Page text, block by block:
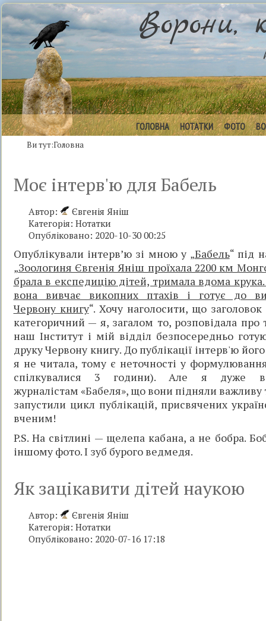
Ворони,
ГОЛОВНА НОТАТКИ ФОТО
Ви тут:Головна
Моє інтерв'ю для Бабель
Автор:
Євгенія Яніш
Категорія: Нотатки
Опубліковано: 2020-10-30 00:25
Опублікували інтерв’ю зі мною у „Бабель“ під
„Зоологиня Євгенія Яніш проїхала 2200 км
брала в експедицію дітей, тримала вдома крука.
вона вивчає викопних птахів і готує до
Червону книгу“. Хочу наголосити, що заголовок
категоричний — я, загалом то, розповідала про
наш Інститут і мій відділ безпосередньо
друку Червону книгу. До публікації інтерв'ю
я не читала, тому є неточності у
спілкувалися 3 години). Але я дуже
журналістам «Бабеля», що вони підняли важливу
запустили цикл публікацій, присвячених
вченим!
P.S. На світлині — щелепа кабана, а не бобра.
іншому фото. І зуб бурого ведмедя.
Як зацікавити дітей наукою
Автор:
Євгенія Яніш
Категорія: Нотатки
Опубліковано: 2020-07-16 17:18